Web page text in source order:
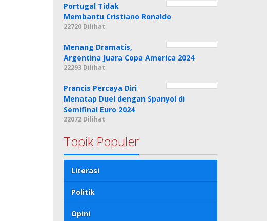
Portugal Tidak
Membantu Cristiano Ronaldo
22720 Dilihat
Menang Dramatis,
Argentina Juara Copa America 2024
22293 Dilihat
Prancis Percaya Diri
Menatap Duel dengan Spanyol di
Semifinal Euro 2024
22072 Dilihat
Topik Populer
Literasi
Politik
Opini